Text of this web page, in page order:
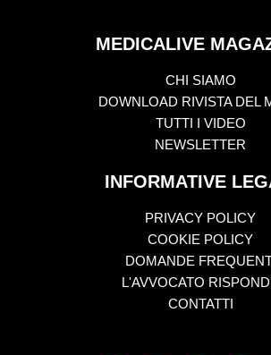
MEDICALIVE
CHI SIAMO
DOWNLOAD RIVISTA DEL
TUTTI I VIDEO
NEWSLETTER
INFORMATIVE
PRIVACY POLICY
COOKIE POLICY
DOMANDE
L'AVVOCATO
CONTATTI